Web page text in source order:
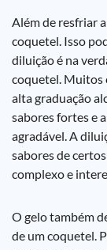
Além de resfriar
coquetel. Isso
diluição é na
coquetel. Muitos
alta graduação
sabores fortes e
agradável. A
sabores de
complexo e
O gelo também
de um coquetel.